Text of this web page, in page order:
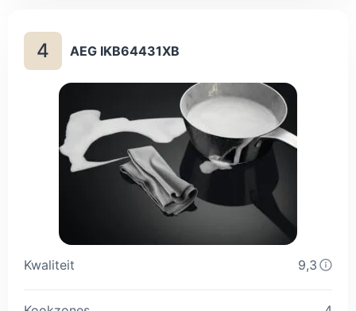
facetrand-afwerking past goed in een vlakke keukenblad-
installatie.
4 AEG IKB64431XB
Kwaliteit 9,3